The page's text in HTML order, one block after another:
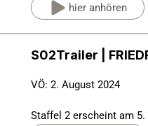
hier anhören
S02Trailer |
VÖ: 2. August 2024
Staffel 2 erscheint am 5.